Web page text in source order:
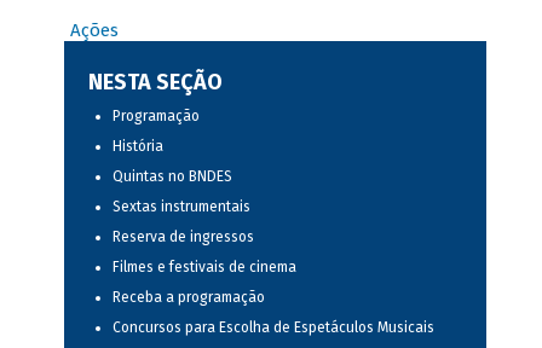
Ações
NESTA SEÇÃO
Programação
História
Quintas no BNDES
Sextas instrumentais
Reserva de ingressos
Filmes e festivais de cinema
Receba a programação
Concursos para Escolha de Espetáculos Musicais